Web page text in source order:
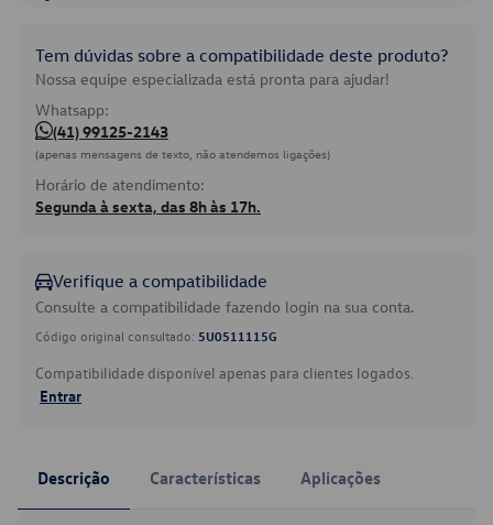
Tem dúvidas sobre a compatibilidade deste produto?
Nossa equipe especializada está pronta para ajudar!
Whatsapp:
(41) 99125-2143
(apenas mensagens de texto, não atendemos ligações)
Horário de atendimento:
Segunda à sexta, das 8h às 17h.
Verifique a compatibilidade
Consulte a compatibilidade fazendo login na sua conta.
Código original consultado: 5U0511115G
Compatibilidade disponível apenas para clientes logados.
Entrar
Descrição Características Aplicações